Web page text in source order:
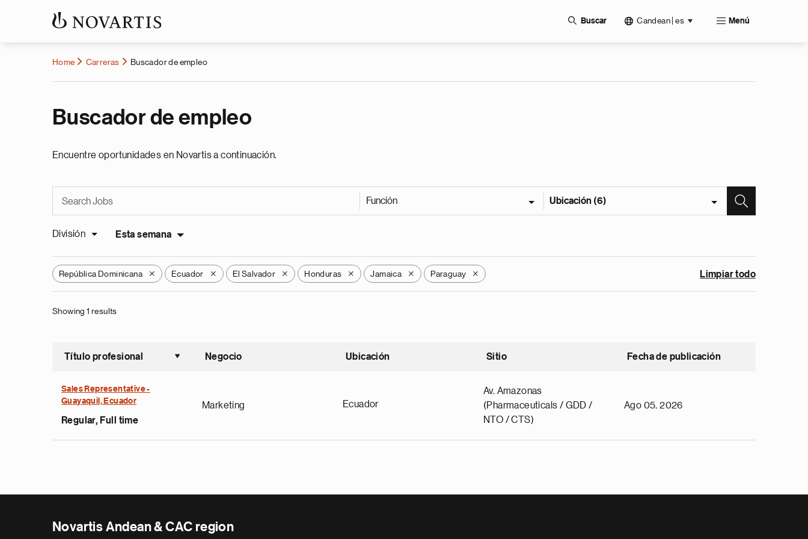
Buscar Candean | es Menú
Home Carreras Buscador de empleo
Buscador de empleo
Encuentre oportunidades en Novartis a continuación.
Función Ubicación (6)
División Esta semana
República Dominicana X Ecuador X El Salvador X Honduras X Jamaica X Paraguay X Limpiar todo
Showing 1 results
Título profesional
Ordenar ascendente
Negocio Ubicación Sitio Fecha de publicación
Sales Representative -
Guayaquil, Ecuador
Regular, Full time
Marketing Ecuador
Av. Amazonas
(Pharmaceuticals / GDD /
NTO / CTS)
Ago 05, 2026
Novartis Andean & CAC region